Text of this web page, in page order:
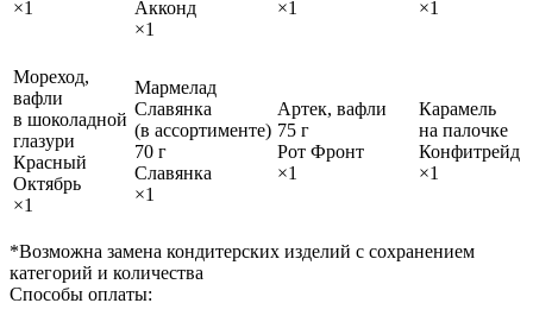
×1
Акконд
×1
×1 ×1
Мореход,
вафли
в шоколадной
глазури
Красный
Октябрь
×1
Мармелад
Славянка
(в ассортименте)
70 г
Славянка
×1
Артек, вафли
75 г
Рот Фронт
×1
Карамель
на палочке
Конфитрейд
×1
*Возможна замена кондитерских изделий с сохранением
категорий и количества
Способы оплаты: